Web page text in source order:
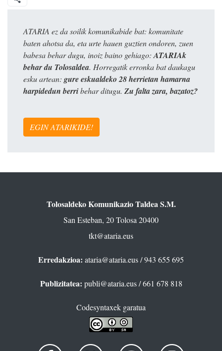
ATARIA ez da soilik komunikabide bat: komunitate
baten ahotsa da, eta urte hauen guztien ondoren, zuen
babesa behar dugu, inoiz baino gehiago: ATARIAk
behar du Tolosaldea. Horregatik erronka bat daukagu
esku artean: gure eskualdeko 28 herrietan hamarna
harpidedun berribehar ditugu. Zu falta zara, bazatoz?
EGIN ATARIKIDE!
Tolosaldeko Komunikazio Taldea S.M.
San Esteban, 20 Tolosa 20400
tkt@ataria.eus
Erredakzioa: ataria@ataria.eus/ 943 655 695
Publizitatea: publi@ataria.eus/ 661 678 818
Codesyntaxek garatua